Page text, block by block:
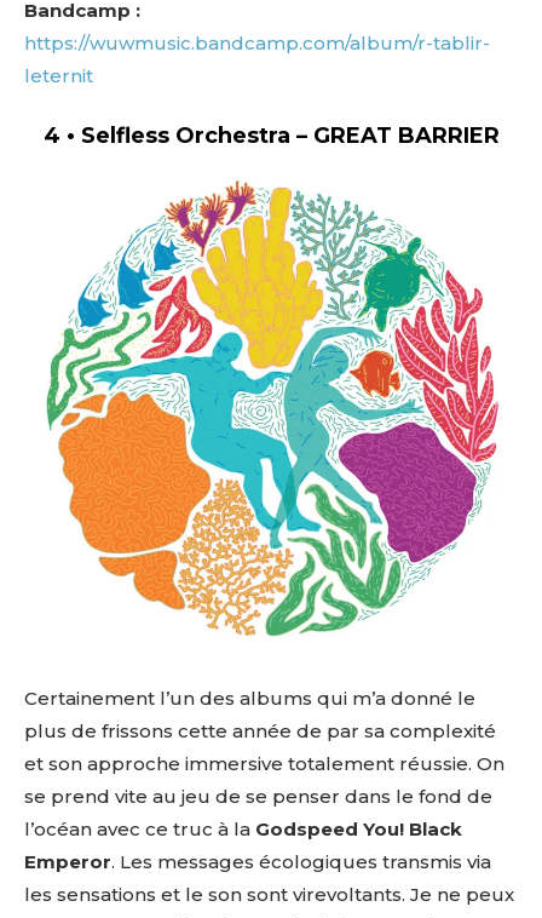
Bandcamp :
https://wuwmusic.bandcamp.com/album/r-tablir-
leternit
4 • Selfless Orchestra – GREAT BARRIER
Certainement l’un des albums qui m’a donné le
plus de frissons cette année de par sa complexité
et son approche immersive totalement réussie. On
se prend vite au jeu de se penser dans le fond de
l’océan avec ce truc à la Godspeed You! Black
Emperor. Les messages écologiques transmis via
les sensations et le son sont virevoltants. Je ne peux